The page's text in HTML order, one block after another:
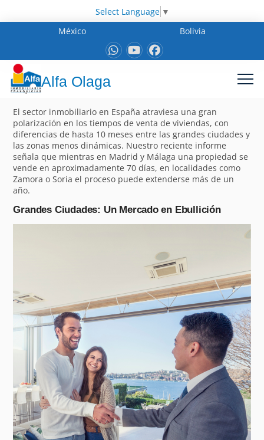
Select Language ▼
México
Bolivia
Alfa Olaga
El sector inmobiliario en España atraviesa una gran
polarización en los tiempos de venta de viviendas, con
diferencias de hasta 10 meses entre las grandes ciudades y
las zonas menos dinámicas. Nuestro reciente informe
señala que mientras en Madrid y Málaga una propiedad se
vende en aproximadamente 70 días, en localidades como
Zamora o Soria el proceso puede extenderse más de un
año.
Grandes Ciudades: Un Mercado en Ebullición